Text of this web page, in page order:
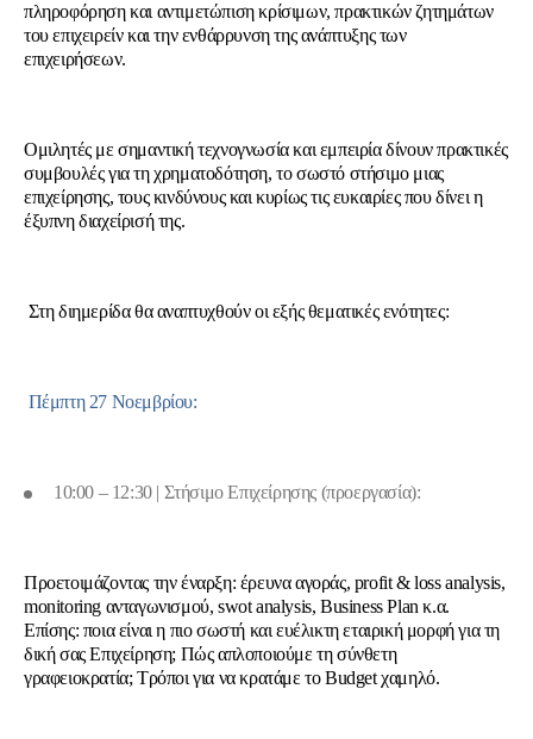
πληροφόρηση και αντιμετώπιση κρίσιμων, πρακτικών ζητημάτων
του επιχειρείν και την ενθάρρυνση της ανάπτυξης των
επιχειρήσεων.
Ομιλητές με σημαντική τεχνογνωσία και εμπειρία δίνουν πρακτικές
συμβουλές για τη χρηματοδότηση, το σωστό στήσιμο μιας
επιχείρησης, τους κινδύνους και κυρίως τις ευκαιρίες που δίνει η
έξυπνη διαχείρισή της.
Στη διημερίδα θα αναπτυχθούν οι εξής θεματικές ενότητες:
Πέμπτη 27 Νοεμβρίου:
10:00 – 12:30 | Στήσιμο Επιχείρησης (προεργασία):
Προετοιμάζοντας την έναρξη: έρευνα αγοράς, profit&loss analysis,
monitoring ανταγωνισμού,swot analysis,Business Plan κ.α.
Επίσης: ποια είναι η πιο σωστή και ευέλικτη εταιρική μορφή για τη
δική σας Επιχείρηση; Πώς απλοποιούμε τη σύνθετη
γραφειοκρατία; Τρόποι για να κρατάμε τοBudgetχαμηλό.